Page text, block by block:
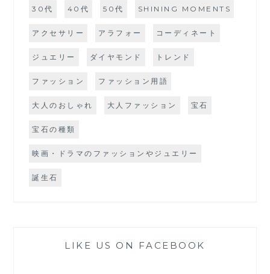
30代 40代 50代 SHINING MOMENTS
アクセサリー アラフォー コーディネート
ジュエリー ダイヤモンド トレンド
ファッション ファッション用語
大人のおしゃれ 大人ファッション 宝石
宝石の種類
映画・ドラマのファッションやジュエリー
誕生石
LIKE US ON FACEBOOK